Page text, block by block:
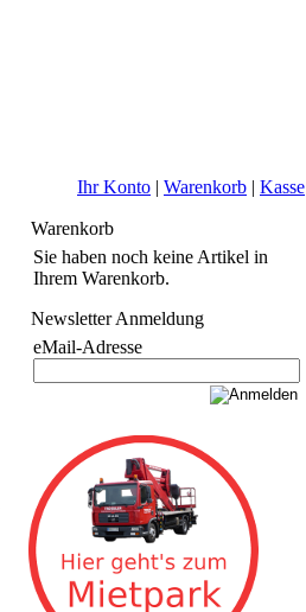
Ihr Konto | Warenkorb | Kasse
Warenkorb
Sie haben noch keine Artikel in
Ihrem Warenkorb.
Newsletter Anmeldung
eMail-Adresse